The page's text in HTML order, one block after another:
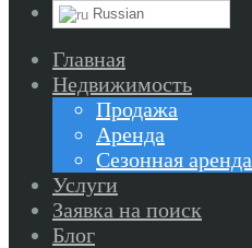
Russian
Главная
Недвижимость
Продажа
Аренда
Сезонная аренда
Услуги
Заявка на поиск
Блог